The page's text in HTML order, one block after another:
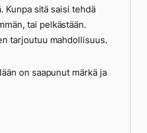
Kunpa sitä saisi tehdä
tai pelkästään.
tarjoutuu mahdollisuus.
on saapunut märkä ja